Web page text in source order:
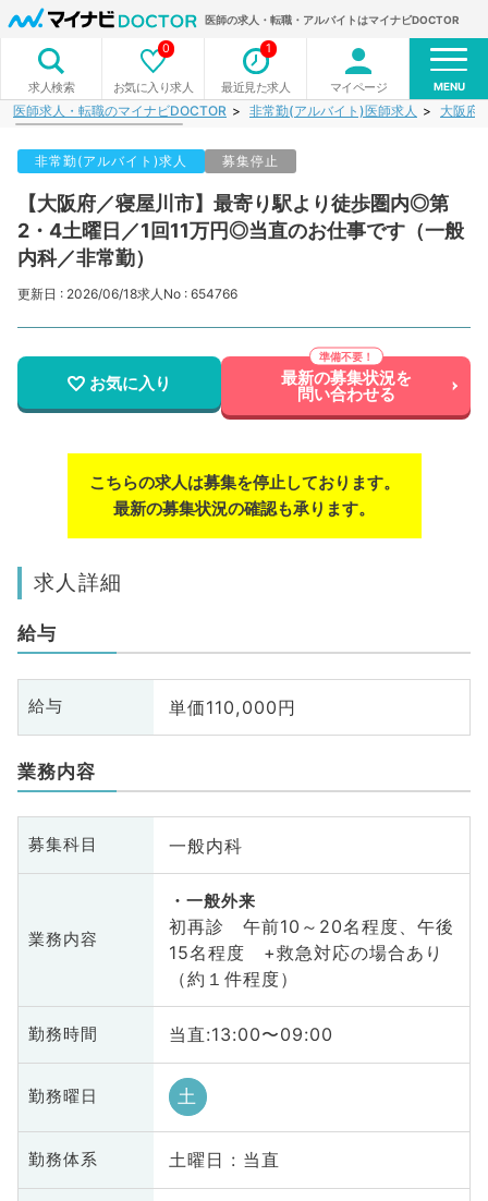
医師の求人・転職・アルバイトはマイナビDOCTOR
求人検索 お気に入り求人
0
最近見た求人
1
マイページ MENU
医師求人・転職のマイナビDOCTOR 非常勤(アルバイト)医師求人 大阪府
非常勤(アルバイト)求人 募集停止
【大阪府／寝屋川市】最寄り駅より徒歩圏内◎第
2・4土曜日／1回11万円◎当直のお仕事です（一般
内科／非常勤）
更新日 : 2026/06/18求人No : 654766
お気に入り 最新の募集状況を
問い合わせる
こちらの求人は募集を停止しております。
最新の募集状況の確認も承ります。
求人詳細
給与
給与 単価110,000円
業務内容
募集科目 一般内科
業務内容
一般外来
初再診 午前10～20名程度、午後
15名程度 +救急対応の場合あり
（約１件程度）
勤務時間 当直:13:00〜09:00
勤務曜日 土
勤務体系 土曜日 : 当直